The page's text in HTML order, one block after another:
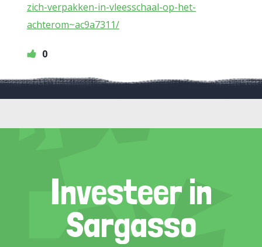
zich-verpakken-in-vleesschaal-op-het-
achterom~ac9a7311/
0
Investeer in
Sargasso